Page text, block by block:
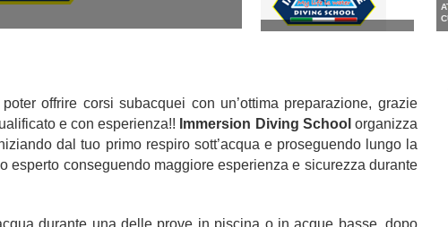
offrire corsi subacquei con un’ottima preparazione, grazie
e con esperienza!! Immersion Diving School organizza
dal tuo primo respiro sott’acqua e proseguendo lungo la
esperto conseguendo maggiore esperienza e sicurezza durante